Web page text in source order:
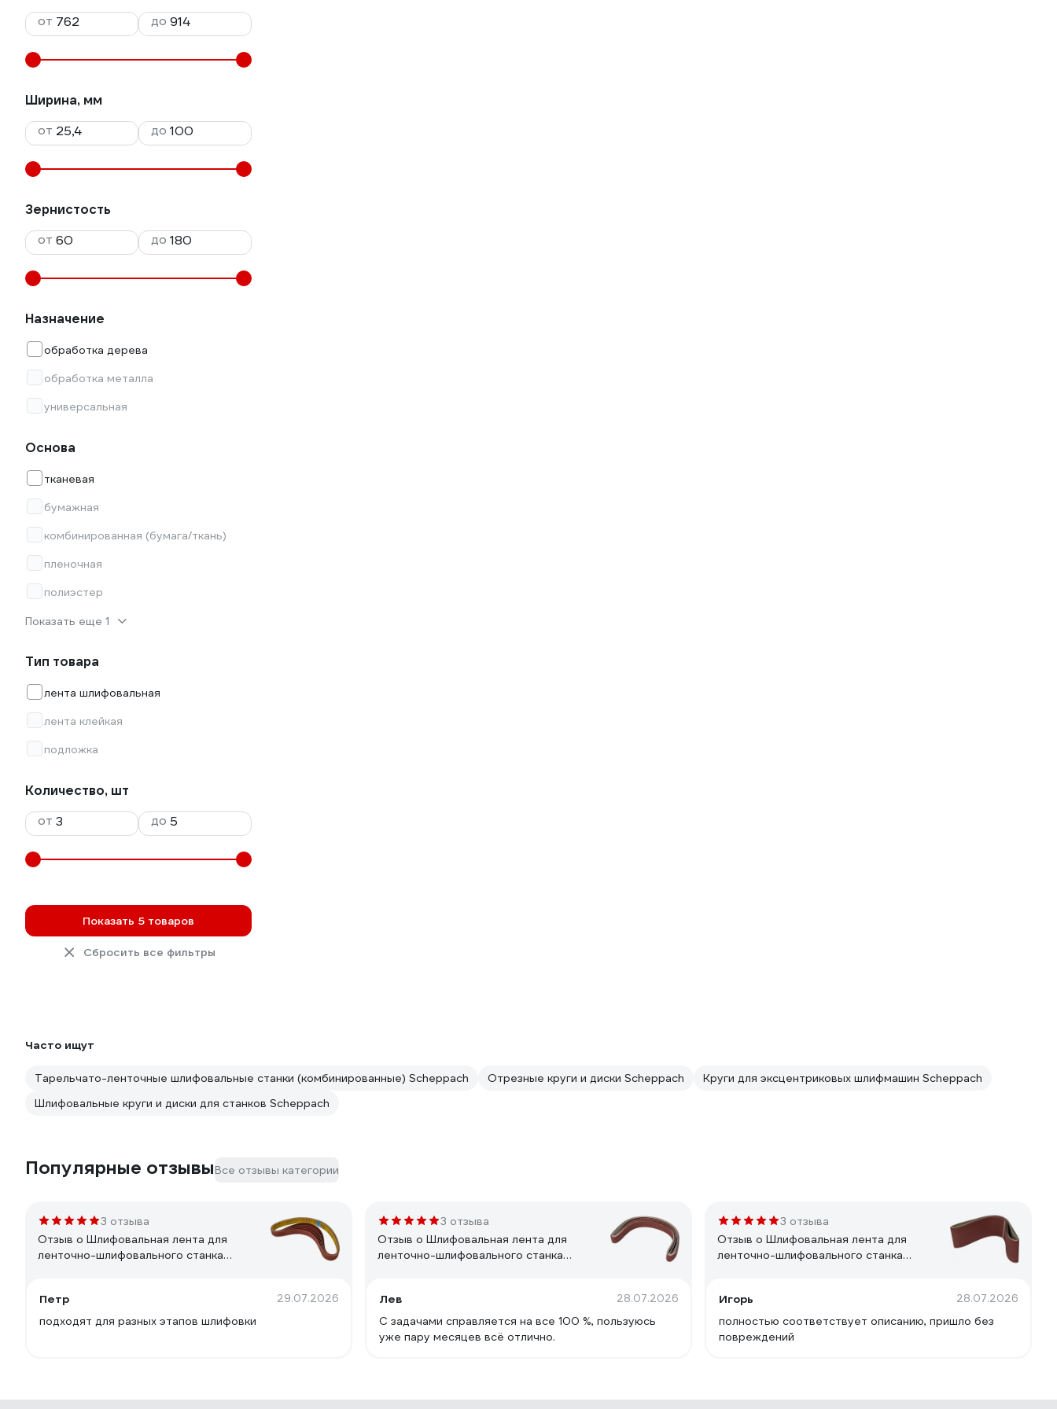
от
до
Ширина, мм
от
до
Зернистость
от
до
Назначение
обработка дерева
обработка металла
универсальная
Основа
тканевая
бумажная
комбинированная (бумага/ткань)
пленочная
полиэстер
Показать еще 1
Тип товара
лента шлифовальная
лента клейкая
подложка
Количество, шт
от
до
Показать 5 товаров
Сбросить все фильтры
Часто ищут
Тарельчато-ленточные шлифовальные станки (комбинированные) Scheppach Отрезные круги и диски Scheppach
Круги для эксцентриковых шлифмашин Scheppach
Шлифовальные круги и диски для станков Scheppach
Популярные отзывыВсе отзывы категории
3 отзыва
Отзыв о Шлифовальная лента для
ленточно-шлифовального станка
Петр
29.07.2026
подходят для разных этапов шлифовки
3 отзыва
Отзыв о Шлифовальная лента для
ленточно-шлифовального станка
Лев
28.07.2026
С задачами справляется на все 100 %, пользуюсь
уже пару месяцев всё отлично.
3 отзыва
Отзыв о Шлифовальная лента для
ленточно-шлифовального станка
Игорь
28.07.2026
полностью соответствует описанию, пришло без
повреждений